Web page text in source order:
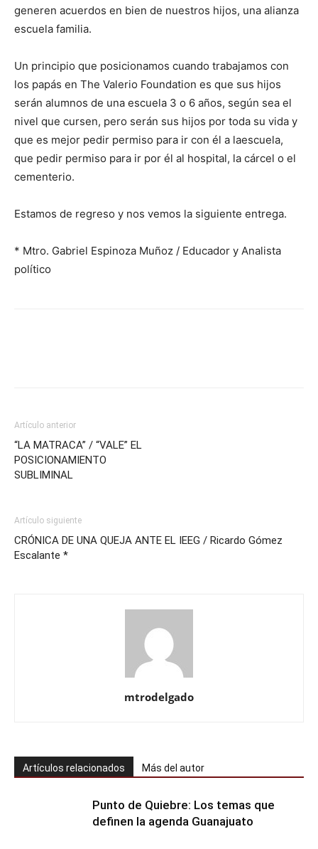
generen acuerdos en bien de nuestros hijos, una alianza
escuela familia.
Un principio que posicionamos cuando trabajamos con
los papás en The Valerio Foundation es que sus hijos
serán alumnos de una escuela 3 o 6 años, según sea el
nivel que cursen, pero serán sus hijos por toda su vida y
que es mejor pedir permiso para ir con él a laescuela,
que pedir permiso para ir por él al hospital, la cárcel o el
cementerio.
Estamos de regreso y nos vemos la siguiente entrega.
* Mtro. Gabriel Espinoza Muñoz / Educador y Analista
político
Artículo anterior
“LA MATRACA” / “VALE” EL
POSICIONAMIENTO
SUBLIMINAL
Artículo siguiente
CRÓNICA DE UNA QUEJA ANTE EL IEEG / Ricardo Gómez
Escalante *
mtrodelgado
Artículos relacionados Más del autor
Punto de Quiebre: Los temas que
definen la agenda Guanajuato